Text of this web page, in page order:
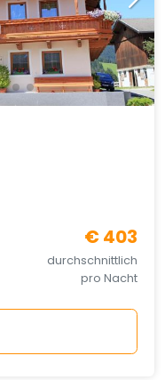
€ 403
durchschnittlich
pro Nacht